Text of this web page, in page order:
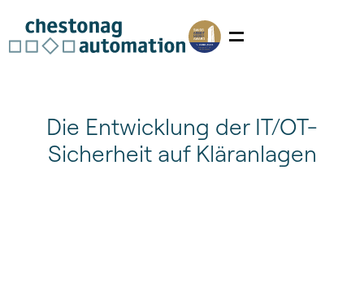
Die Entwicklung der IT/OT-
Sicherheit auf Kläranlagen